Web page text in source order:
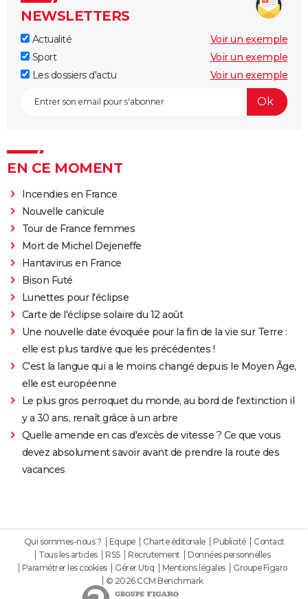
NEWSLETTERS
Actualité
Voir un exemple
Sport
Voir un exemple
Les dossiers d'actu
Voir un exemple
EN CE MOMENT
Incendies en France
Nouvelle canicule
Tour de France femmes
Mort de Michel Dejeneffe
Hantavirus en France
Bison Futé
Lunettes pour l'éclipse
Carte de l'éclipse solaire du 12 août
Une nouvelle date évoquée pour la fin de la vie sur Terre :
elle est plus tardive que les précédentes !
C'est la langue qui a le moins changé depuis le Moyen Âge,
elle est européenne
Le plus gros perroquet du monde, au bord de l'extinction il
y a 30 ans, renaît grâce à un arbre
Quelle amende en cas d'excès de vitesse ? Ce que vous
devez absolument savoir avant de prendre la route des
vacances
Qui sommes-nous ? Equipe Charte éditoriale Publicité
Contact
Tous les articles
RSS Recrutement
Données personnelles
Paramétrer les cookies
Gérer Utiq Mentions légales
Groupe Figaro
© 2026 CCM Benchmark